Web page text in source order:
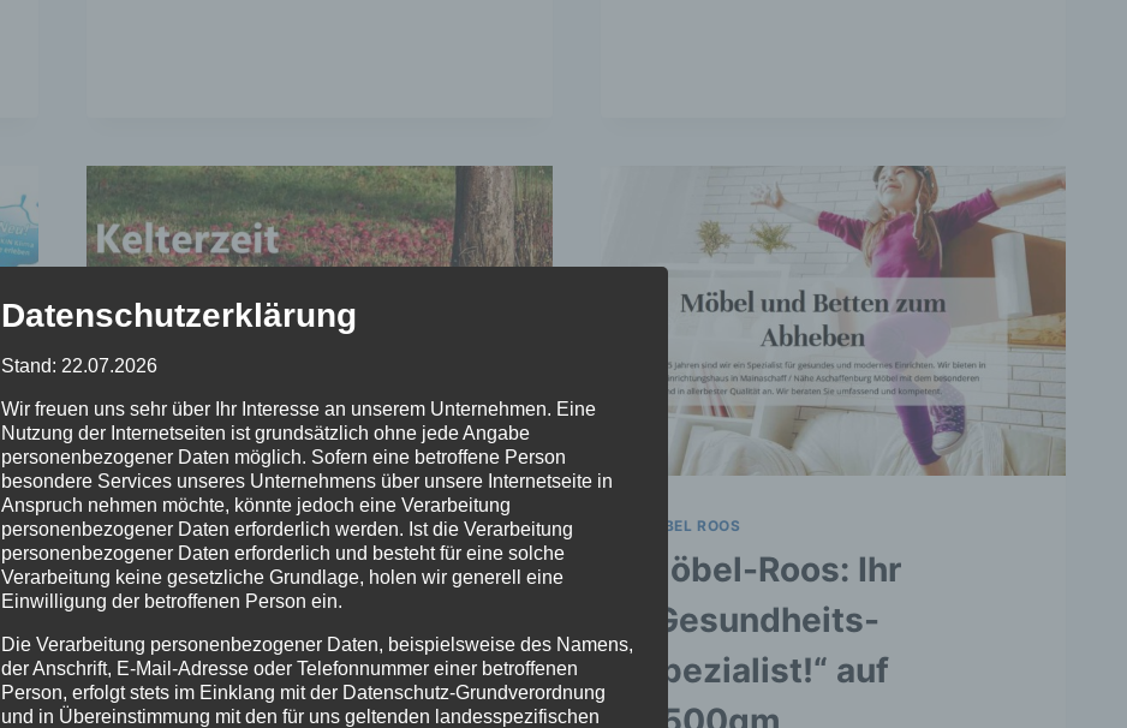
HOFMANN DIENSTLEISTUNGEN & HANDEL
Kelterzeit in
Kleinostheim
2022-09-23
Hofmann Dienstleistungen & Handel
MÖBEL ROOS
Möbel-Roos: Ihr
„Gesundheits-
Spezialist!“ auf
Datenschutzerklärung
Stand: 22.07.2026
Wir freuen uns sehr über Ihr Interesse an unserem Unternehmen. Eine
Nutzung der Internetseiten ist grundsätzlich ohne jede Angabe
personenbezogener Daten möglich. Sofern eine betroffene Person
besondere Services unseres Unternehmens über unsere Internetseite in
Anspruch nehmen möchte, könnte jedoch eine Verarbeitung
personenbezogener Daten erforderlich werden. Ist die Verarbeitung
personenbezogener Daten erforderlich und besteht für eine solche
Verarbeitung keine gesetzliche Grundlage, holen wir generell eine
Einwilligung der betroffenen Person ein.
Die Verarbeitung personenbezogener Daten, beispielsweise des Namens,
der Anschrift, E-Mail-Adresse oder Telefonnummer einer betroffenen
Person, erfolgt stets im Einklang mit der Datenschutz-Grundverordnung
und in Übereinstimmung mit den für uns geltenden landesspezifischen